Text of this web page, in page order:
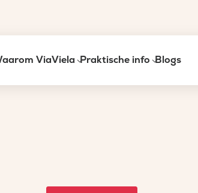
ViaViela Praktische info Blogs